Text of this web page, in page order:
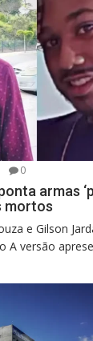
0
armas
mortos
e Gilson
A versão